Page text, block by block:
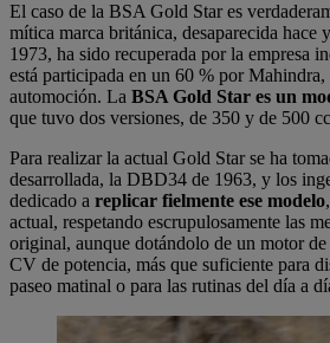
El caso de la BSA Gold Star es
mítica marca británica, desaparecida hace
1973, ha sido recuperada por la empresa
está participada en un 60 % por
automoción. La BSA Gold Star es un
que tuvo dos versiones, de 350 y de 500
Para realizar la actual Gold Star se ha
desarrollada, la DBD34 de 1963, y los
dedicado a replicar fielmente ese modelo
actual, respetando escrupulosamente las
original, aunque dotándolo de un motor
CV de potencia, más que suficiente para
paseo matinal o para las rutinas del día a